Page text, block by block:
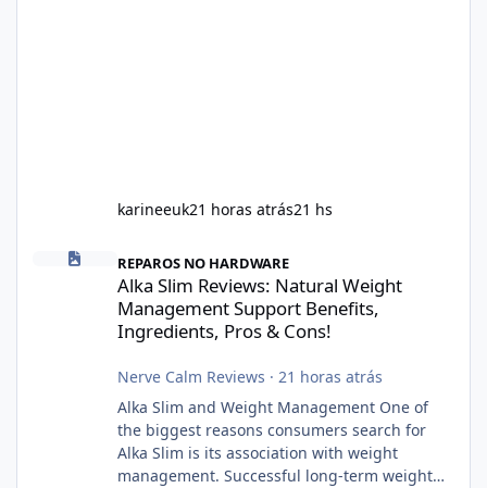
karineeuk21 horas atrás21 hs
Alka Slim Reviews: Natural Weight Management Support
REPAROS NO HARDWARE
Alka Slim Reviews: Natural Weight
Management Support Benefits,
Ingredients, Pros & Cons!
Nerve Calm Reviews · 21 horas atrás
Alka Slim and Weight Management One of
the biggest reasons consumers search for
Alka Slim is its association with weight
management. Successful long-term weight